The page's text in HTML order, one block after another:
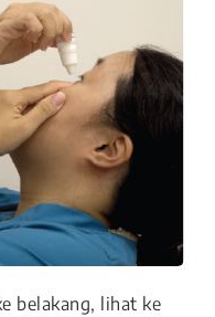
belakang, lihat ke